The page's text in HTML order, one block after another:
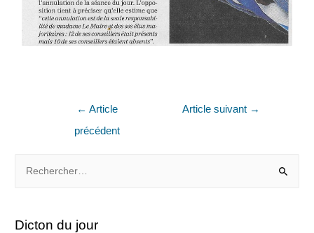
← Article
précédent
Article suivant →
Dicton du jour